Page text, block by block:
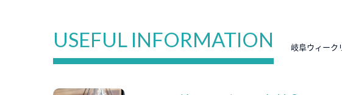
USEFUL INFORMATION 岐阜ウィーク